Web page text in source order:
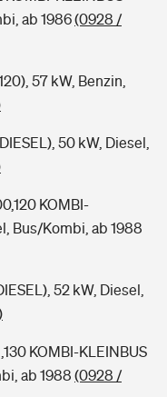
ab 1986(0928 /
57 kW, Benzin,
50 kW, Diesel,
KOMBI-
Bus/Kombi, ab 1988
52 kW, Diesel,
KOMBI-KLEINBUS
ab 1988 (0928 /